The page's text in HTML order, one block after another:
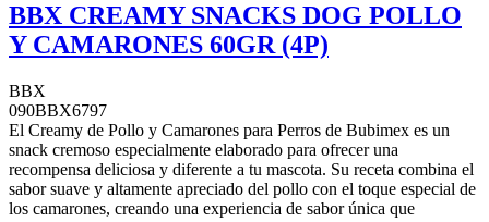
BBX CREAMY SNACKS DOG POLLO
Y CAMARONES 60GR (4P)
BBX
090BBX6797
El Creamy de Pollo y Camarones para Perros de Bubimex es un
snack cremoso especialmente elaborado para ofrecer una
recompensa deliciosa y diferente a tu mascota. Su receta combina el
sabor suave y altamente apreciado del pollo con el toque especial de
los camarones, creando una experiencia de sabor única que